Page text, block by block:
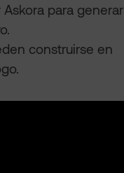
para generar
construirse en